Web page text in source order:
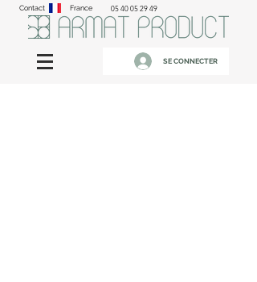
Contact France 05 40 05 29 49
SE CONNECTER